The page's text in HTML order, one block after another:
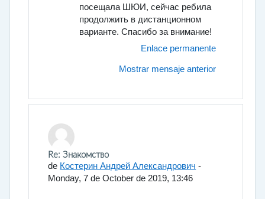
посещала ШЮИ, сейчас ребила
продолжить в дистанционном
варианте. Спасибо за внимание!
Enlace permanente
Mostrar mensaje anterior
En respuesta a Богданов Владимир Павлович
Re: Знакомство
de Костерин Андрей Александрович -
Monday, 7 de October de 2019, 13:46